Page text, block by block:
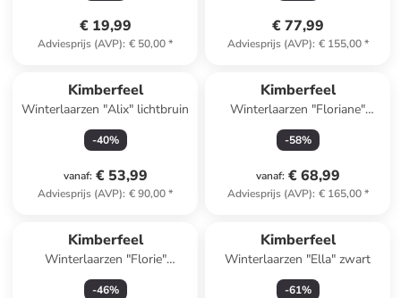
€ 19,99
Adviesprijs (AVP): € 50,00*
€ 77,99
Adviesprijs (AVP): € 155,00*
Kimberfeel
Winterlaarzen "Alix" lichtbruin
-40%
vanaf: € 53,99
Adviesprijs (AVP): € 90,00*
Kimberfeel
Winterlaarzen "Floriane"
lichtbruin
-58%
vanaf: € 68,99
Adviesprijs (AVP): € 165,00*
Kimberfeel
Winterlaarzen "Florie"
zilverkleurig/beige
-46%
Kimberfeel
Winterlaarzen "Ella" zwart
-61%